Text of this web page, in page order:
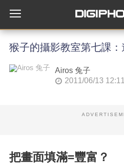
猴子的攝影教室第七課
Airos 兔子
2011/06/13 12:11
把畫面填滿=豐富？